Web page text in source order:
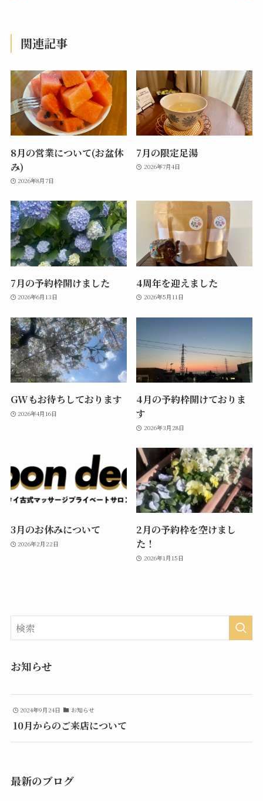
関連記事
8月の営業について(お盆休
み)
2026年8月7日
7月の限定足湯
2026年7月4日
7月の予約枠開けました
2026年6月13日
4周年を迎えました
2026年5月11日
GWもお待ちしております
2026年4月16日
4月の予約枠開けておりま
す
2026年3月28日
3月のお休みについて
2026年2月22日
2月の予約枠を空けまし
た！
2026年1月15日
お知らせ
2024年9月24日 お知らせ
10月からのご来店について
最新のブログ